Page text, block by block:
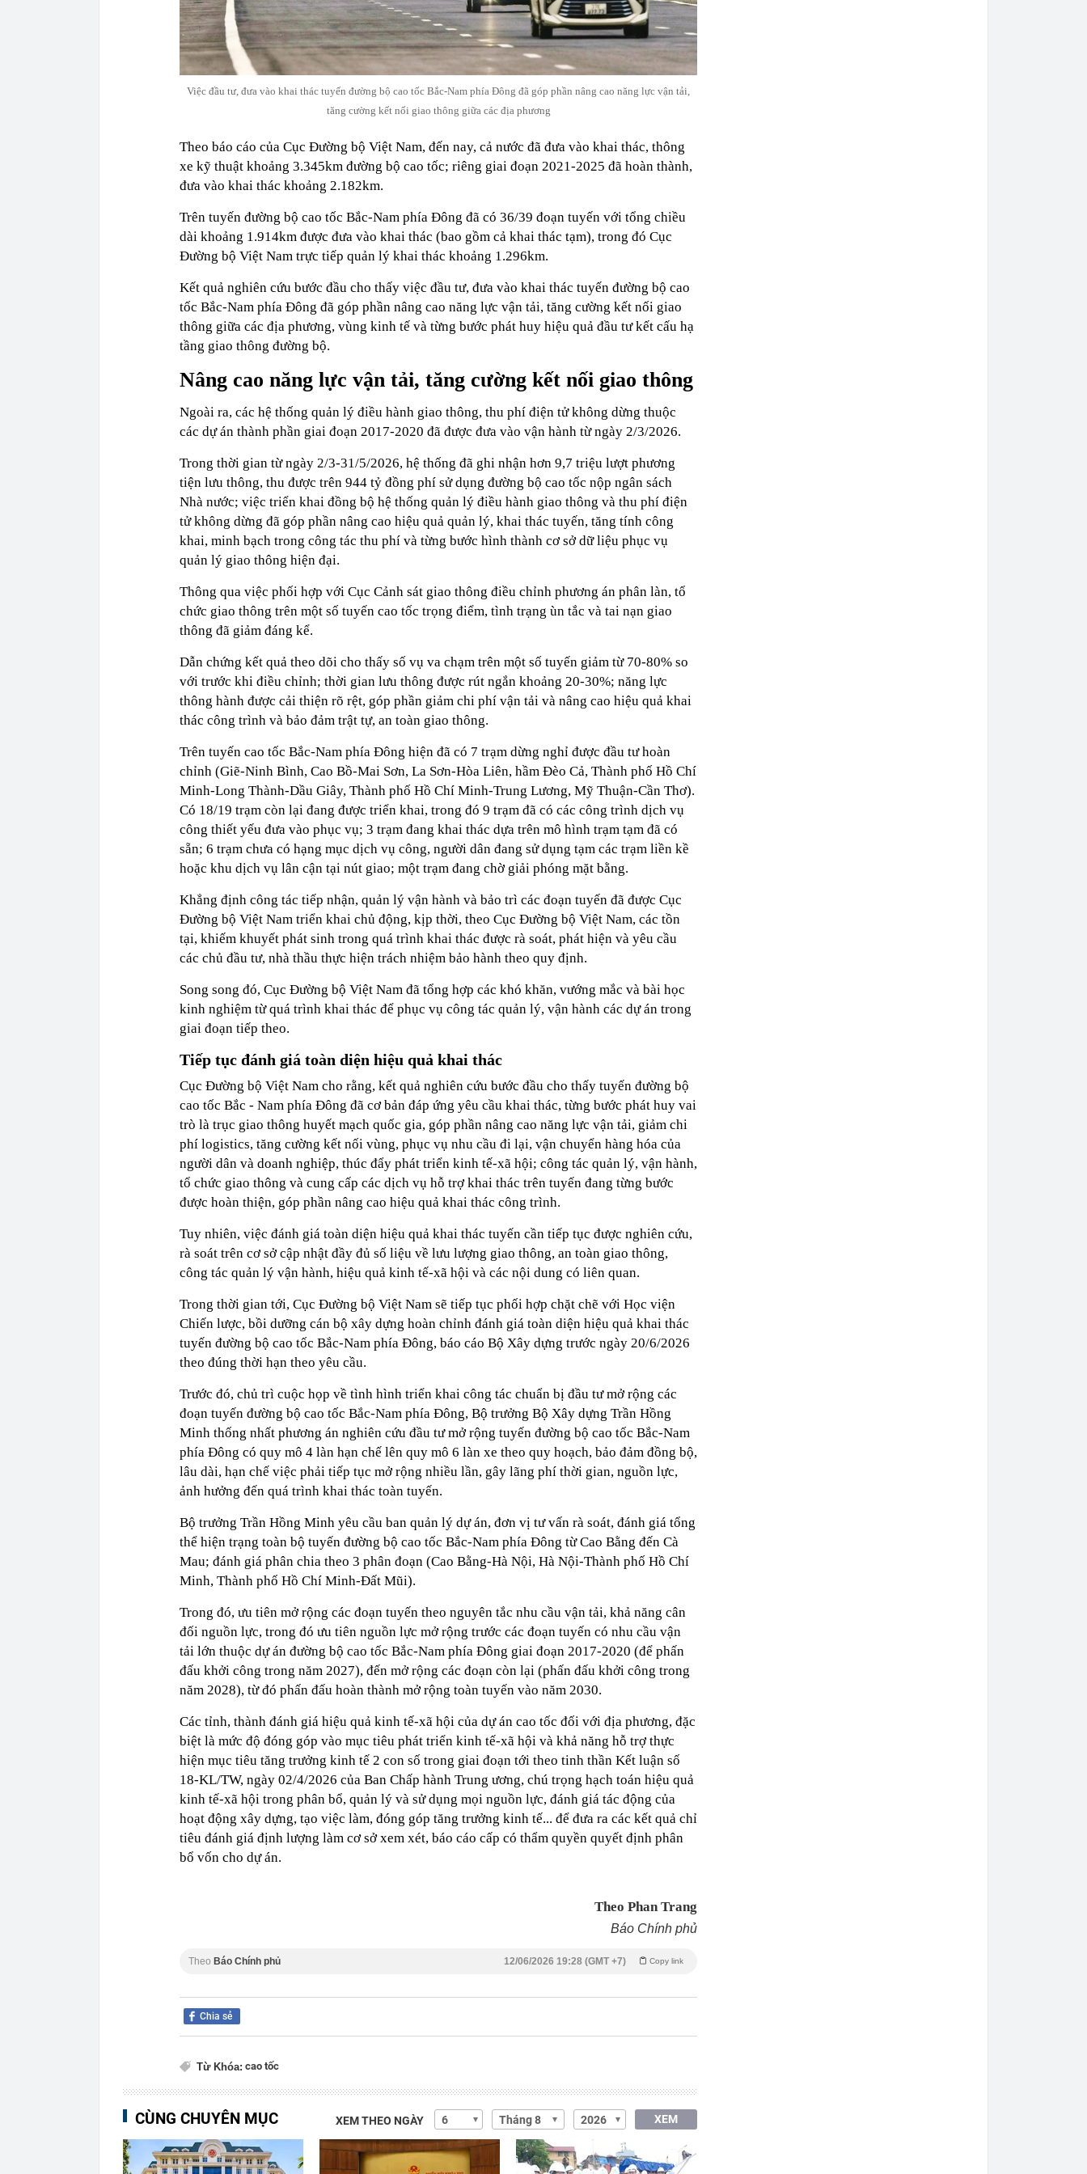
Việc đầu tư, đưa vào khai thác tuyến đường bộ cao tốc Bắc-Nam phía Đông đã góp phần nâng cao năng lực vận tải,
tăng cường kết nối giao thông giữa các địa phương
Theo báo cáo của Cục Đường bộ Việt Nam, đến nay, cả nước đã đưa vào khai thác, thông
xe kỹ thuật khoảng 3.345km đường bộ cao tốc; riêng giai đoạn 2021-2025 đã hoàn thành,
đưa vào khai thác khoảng 2.182km.
Trên tuyến đường bộ cao tốc Bắc-Nam phía Đông đã có 36/39 đoạn tuyến với tổng chiều
dài khoảng 1.914km được đưa vào khai thác (bao gồm cả khai thác tạm), trong đó Cục
Đường bộ Việt Nam trực tiếp quản lý khai thác khoảng 1.296km.
Kết quả nghiên cứu bước đầu cho thấy việc đầu tư, đưa vào khai thác tuyến đường bộ cao
tốc Bắc-Nam phía Đông đã góp phần nâng cao năng lực vận tải, tăng cường kết nối giao
thông giữa các địa phương, vùng kinh tế và từng bước phát huy hiệu quả đầu tư kết cấu hạ
tầng giao thông đường bộ.
Nâng cao năng lực vận tải, tăng cường kết nối giao thông
Ngoài ra, các hệ thống quản lý điều hành giao thông, thu phí điện tử không dừng thuộc
các dự án thành phần giai đoạn 2017-2020 đã được đưa vào vận hành từ ngày 2/3/2026.
Trong thời gian từ ngày 2/3-31/5/2026, hệ thống đã ghi nhận hơn 9,7 triệu lượt phương
tiện lưu thông, thu được trên 944 tỷ đồng phí sử dụng đường bộ cao tốc nộp ngân sách
Nhà nước; việc triển khai đồng bộ hệ thống quản lý điều hành giao thông và thu phí điện
tử không dừng đã góp phần nâng cao hiệu quả quản lý, khai thác tuyến, tăng tính công
khai, minh bạch trong công tác thu phí và từng bước hình thành cơ sở dữ liệu phục vụ
quản lý giao thông hiện đại.
Thông qua việc phối hợp với Cục Cảnh sát giao thông điều chỉnh phương án phân làn, tổ
chức giao thông trên một số tuyến cao tốc trọng điểm, tình trạng ùn tắc và tai nạn giao
thông đã giảm đáng kể.
Dẫn chứng kết quả theo dõi cho thấy số vụ va chạm trên một số tuyến giảm từ 70-80% so
với trước khi điều chỉnh; thời gian lưu thông được rút ngắn khoảng 20-30%; năng lực
thông hành được cải thiện rõ rệt, góp phần giảm chi phí vận tải và nâng cao hiệu quả khai
thác công trình và bảo đảm trật tự, an toàn giao thông.
Trên tuyến cao tốc Bắc-Nam phía Đông hiện đã có 7 trạm dừng nghỉ được đầu tư hoàn
chỉnh (Giẽ-Ninh Bình, Cao Bồ-Mai Sơn, La Sơn-Hòa Liên, hầm Đèo Cả, Thành phố Hồ Chí
Minh-Long Thành-Dầu Giây, Thành phố Hồ Chí Minh-Trung Lương, Mỹ Thuận-Cần Thơ).
Có 18/19 trạm còn lại đang được triển khai, trong đó 9 trạm đã có các công trình dịch vụ
công thiết yếu đưa vào phục vụ; 3 trạm đang khai thác dựa trên mô hình trạm tạm đã có
sẵn; 6 trạm chưa có hạng mục dịch vụ công, người dân đang sử dụng tạm các trạm liền kề
hoặc khu dịch vụ lân cận tại nút giao; một trạm đang chờ giải phóng mặt bằng.
Khẳng định công tác tiếp nhận, quản lý vận hành và bảo trì các đoạn tuyến đã được Cục
Đường bộ Việt Nam triển khai chủ động, kịp thời, theo Cục Đường bộ Việt Nam, các tồn
tại, khiếm khuyết phát sinh trong quá trình khai thác được rà soát, phát hiện và yêu cầu
các chủ đầu tư, nhà thầu thực hiện trách nhiệm bảo hành theo quy định.
Song song đó, Cục Đường bộ Việt Nam đã tổng hợp các khó khăn, vướng mắc và bài học
kinh nghiệm từ quá trình khai thác để phục vụ công tác quản lý, vận hành các dự án trong
giai đoạn tiếp theo.
Tiếp tục đánh giá toàn diện hiệu quả khai thác
Cục Đường bộ Việt Nam cho rằng, kết quả nghiên cứu bước đầu cho thấy tuyến đường bộ
cao tốc Bắc - Nam phía Đông đã cơ bản đáp ứng yêu cầu khai thác, từng bước phát huy vai
trò là trục giao thông huyết mạch quốc gia, góp phần nâng cao năng lực vận tải, giảm chi
phí logistics, tăng cường kết nối vùng, phục vụ nhu cầu đi lại, vận chuyển hàng hóa của
người dân và doanh nghiệp, thúc đẩy phát triển kinh tế-xã hội; công tác quản lý, vận hành,
tổ chức giao thông và cung cấp các dịch vụ hỗ trợ khai thác trên tuyến đang từng bước
được hoàn thiện, góp phần nâng cao hiệu quả khai thác công trình.
Tuy nhiên, việc đánh giá toàn diện hiệu quả khai thác tuyến cần tiếp tục được nghiên cứu,
rà soát trên cơ sở cập nhật đầy đủ số liệu về lưu lượng giao thông, an toàn giao thông,
công tác quản lý vận hành, hiệu quả kinh tế-xã hội và các nội dung có liên quan.
Trong thời gian tới, Cục Đường bộ Việt Nam sẽ tiếp tục phối hợp chặt chẽ với Học viện
Chiến lược, bồi dưỡng cán bộ xây dựng hoàn chỉnh đánh giá toàn diện hiệu quả khai thác
tuyến đường bộ cao tốc Bắc-Nam phía Đông, báo cáo Bộ Xây dựng trước ngày 20/6/2026
theo đúng thời hạn theo yêu cầu.
Trước đó, chủ trì cuộc họp về tình hình triển khai công tác chuẩn bị đầu tư mở rộng các
đoạn tuyến đường bộ cao tốc Bắc-Nam phía Đông, Bộ trưởng Bộ Xây dựng Trần Hồng
Minh thống nhất phương án nghiên cứu đầu tư mở rộng tuyến đường bộ cao tốc Bắc-Nam
phía Đông có quy mô 4 làn hạn chế lên quy mô 6 làn xe theo quy hoạch, bảo đảm đồng bộ,
lâu dài, hạn chế việc phải tiếp tục mở rộng nhiều lần, gây lãng phí thời gian, nguồn lực,
ảnh hưởng đến quá trình khai thác toàn tuyến.
Bộ trưởng Trần Hồng Minh yêu cầu ban quản lý dự án, đơn vị tư vấn rà soát, đánh giá tổng
thể hiện trạng toàn bộ tuyến đường bộ cao tốc Bắc-Nam phía Đông từ Cao Bằng đến Cà
Mau; đánh giá phân chia theo 3 phân đoạn (Cao Bằng-Hà Nội, Hà Nội-Thành phố Hồ Chí
Minh, Thành phố Hồ Chí Minh-Đất Mũi).
Trong đó, ưu tiên mở rộng các đoạn tuyến theo nguyên tắc nhu cầu vận tải, khả năng cân
đối nguồn lực, trong đó ưu tiên nguồn lực mở rộng trước các đoạn tuyến có nhu cầu vận
tải lớn thuộc dự án đường bộ cao tốc Bắc-Nam phía Đông giai đoạn 2017-2020 (để phấn
đấu khởi công trong năm 2027), đến mở rộng các đoạn còn lại (phấn đấu khởi công trong
năm 2028), từ đó phấn đấu hoàn thành mở rộng toàn tuyến vào năm 2030.
Các tỉnh, thành đánh giá hiệu quả kinh tế-xã hội của dự án cao tốc đối với địa phương, đặc
biệt là mức độ đóng góp vào mục tiêu phát triển kinh tế-xã hội và khả năng hỗ trợ thực
hiện mục tiêu tăng trưởng kinh tế 2 con số trong giai đoạn tới theo tinh thần Kết luận số
18-KL/TW, ngày 02/4/2026 của Ban Chấp hành Trung ương, chú trọng hạch toán hiệu quả
kinh tế-xã hội trong phân bổ, quản lý và sử dụng mọi nguồn lực, đánh giá tác động của
hoạt động xây dựng, tạo việc làm, đóng góp tăng trưởng kinh tế... để đưa ra các kết quả chỉ
tiêu đánh giá định lượng làm cơ sở xem xét, báo cáo cấp có thẩm quyền quyết định phân
bổ vốn cho dự án.
Theo Phan Trang
Báo Chính phủ
Theo Báo Chính phủ Copy link
12/06/2026 19:28 (GMT +7)
Chia sẻ
Từ Khóa: cao tốc
CÙNG CHUYÊN MỤC XEM THEO NGÀY XEM